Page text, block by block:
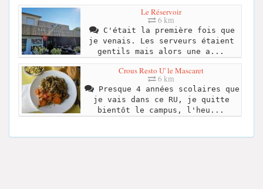
Le Réservoir
6 km
C'était la première fois que
je venais. Les serveurs étaient
gentils mais alors une a...
Crous Resto U' le Mascaret
6 km
Presque 4 années scolaires que
je vais dans ce RU, je quitte
bientôt le campus, l'heu...